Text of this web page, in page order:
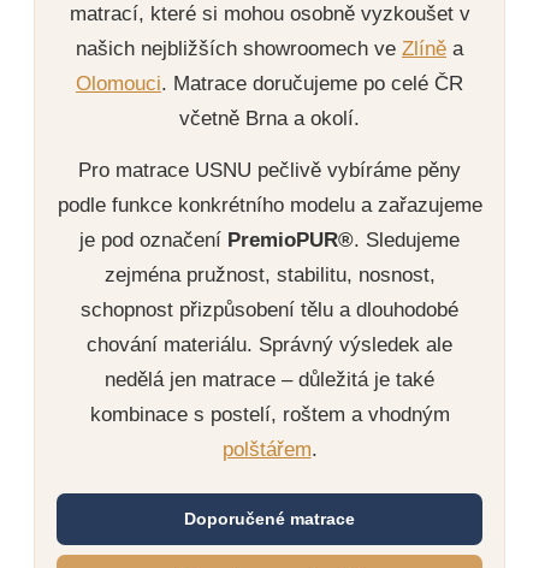
matrací, které si mohou osobně vyzkoušet v
našich nejbližších showroomech ve Zlíně a
Olomouci. Matrace doručujeme po celé ČR
včetně Brna a okolí.
Pro matrace USNU pečlivě vybíráme pěny
podle funkce konkrétního modelu a zařazujeme
je pod označení PremioPUR®. Sledujeme
zejména pružnost, stabilitu, nosnost,
schopnost přizpůsobení tělu a dlouhodobé
chování materiálu. Správný výsledek ale
nedělá jen matrace – důležitá je také
kombinace s postelí, roštem a vhodným
polštářem.
Doporučené matrace